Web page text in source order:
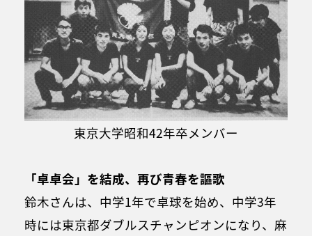
東京大学昭和42年卒メンバー
「卓卓会」を結成、再び青春を謳歌
鈴木さんは、中学1年で卓球を始め、中学3年
時には東京都ダブルスチャンピオンになり、麻